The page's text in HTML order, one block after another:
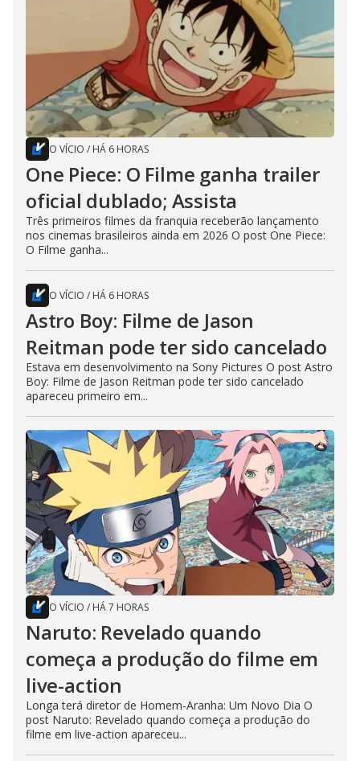
O VÍCIO / HÁ 6 HORAS
One Piece: O Filme ganha trailer
oficial dublado; Assista
Três primeiros filmes da franquia receberão lançamento
nos cinemas brasileiros ainda em 2026 O post One Piece:
O Filme ganha...
O VÍCIO / HÁ 6 HORAS
Astro Boy: Filme de Jason
Reitman pode ter sido cancelado
Estava em desenvolvimento na Sony Pictures O post Astro
Boy: Filme de Jason Reitman pode ter sido cancelado
apareceu primeiro em...
O VÍCIO / HÁ 7 HORAS
Naruto: Revelado quando
começa a produção do filme em
live-action
Longa terá diretor de Homem-Aranha: Um Novo Dia O
post Naruto: Revelado quando começa a produção do
filme em live-action apareceu...